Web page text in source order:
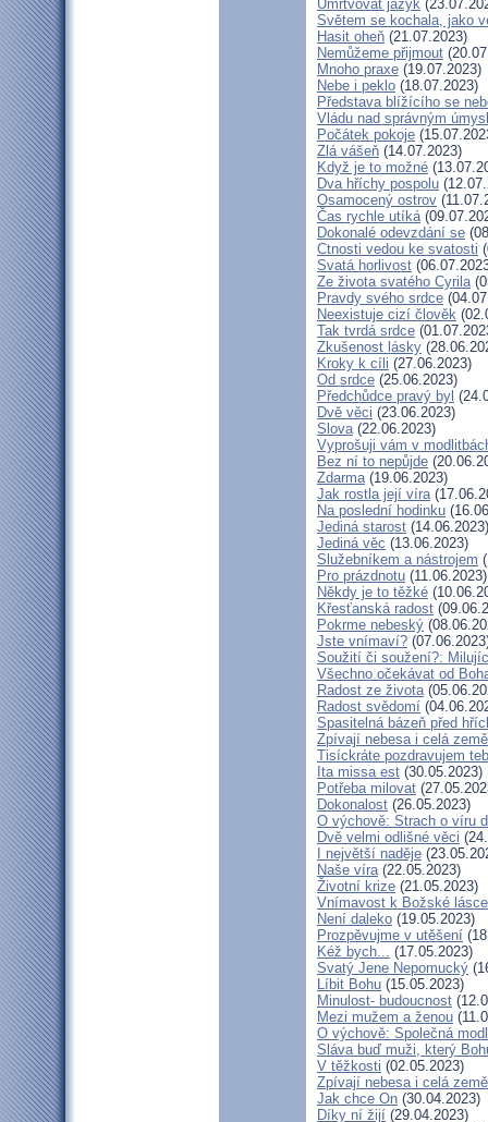
Umrtvovat jazyk
Světem se kochala, jako
Hasit oheň (21.07.2023)
Nemůžeme přijmout
Mnoho praxe (19.07.2023)
Nebe i peklo (18.07.2023)
Představa blížícího se
Vládu nad správným
Počátek pokoje
Zlá vášeň (14.07.2023)
Když je to možné
Dva hříchy pospolu
Osamocený ostrov
Čas rychle utíká
Dokonalé odevzdání se
Ctnosti vedou ke svatosti
Svatá horlivost
Ze života svatého Cyrila
Pravdy svého srdce
Neexistuje cizí člověk
Tak tvrdá srdce
Zkušenost lásky
Kroky k cíli (27.06.2023)
Od srdce (25.06.2023)
Předchůdce pravý byl
Dvě věci (23.06.2023)
Slova(22.06.2023)
Vyprošuji vám v
Bez ní to nepůjde
Zdarma(19.06.2023)
Jak rostla její víra
Na poslední hodinku
Jediná starost (14.06.2023)
Jediná věc (13.06.2023)
Služebníkem a nástrojem
Pro prázdnotu (11.06.2023)
Někdy je to těžké
Křesťanská radost
Pokrme nebeský
Jste vnímaví?
Soužití či soužení?:
Všechno očekávat od
Radost ze života
Radost svědomí
Spasitelná bázeň před
Zpívají nebesa i celá země
Tisíckráte pozdravujem
Ita missa est (30.05.2023)
Potřeba milovat
Dokonalost (26.05.2023)
O výchově: Strach o víru
Dvě velmi odlišné věci
I největší naděje
Naše víra(22.05.2023)
Životní krize (21.05.2023)
Vnímavost k Božské
Není daleko (19.05.2023)
Prozpěvujme v utěšení
Kéž bych... (17.05.2023)
Svatý Jene Nepomucký
Líbit Bohu (15.05.2023)
Minulost- budoucnost
Mezi mužem a ženou
O výchově: Společná
Sláva buď muži, který
V těžkosti (02.05.2023)
Zpívají nebesa i celá země
Jak chce On (30.04.2023)
Díky ní žijí (29.04.2023)